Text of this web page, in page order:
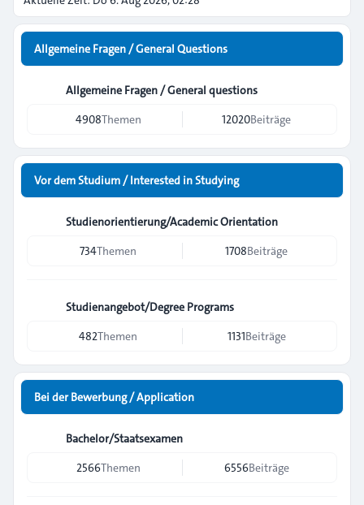
Allgemeine Fragen / General Questions
Allgemeine Fragen / General questions
4908Themen 12020Beiträge
Vor dem Studium / Interested in Studying
Studienorientierung/Academic Orientation
734Themen 1708Beiträge
Studienangebot/Degree Programs
482Themen 1131Beiträge
Bei der Bewerbung / Application
Bachelor/Staatsexamen
2566Themen 6556Beiträge